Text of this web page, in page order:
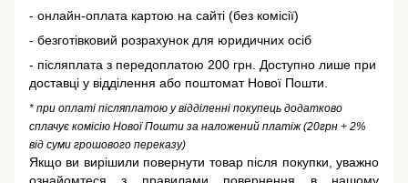
- онлайн-оплата картою на сайті (без комісії)
- безготівковий розрахунок для юридичних осіб
- післяплата з передоплатою 200 грн. Доступно лише при
доставці у відділення або поштомат Нової Пошти.
* при оплаті післяплатою у відділенні покупець додатково
сплачує комісію Нової Пошти за наложений платіж (20грн + 2%
від суми грошового переказу)
Якщо ви вирішили повернути товар після покупки, уважно